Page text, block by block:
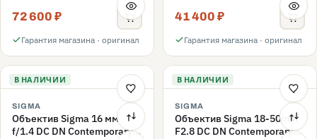
72 600 ₽
Гарантия магазина · оригинал
41 400 ₽
Гарантия магазина · оригинал
В НАЛИЧИИ
SIGMA
Объектив Sigma 16 мм
f/1.4 DC DN Contemporary
В НАЛИЧИИ
SIGMA
Объектив Sigma 18-50mm
F2.8 DC DN Contemporary